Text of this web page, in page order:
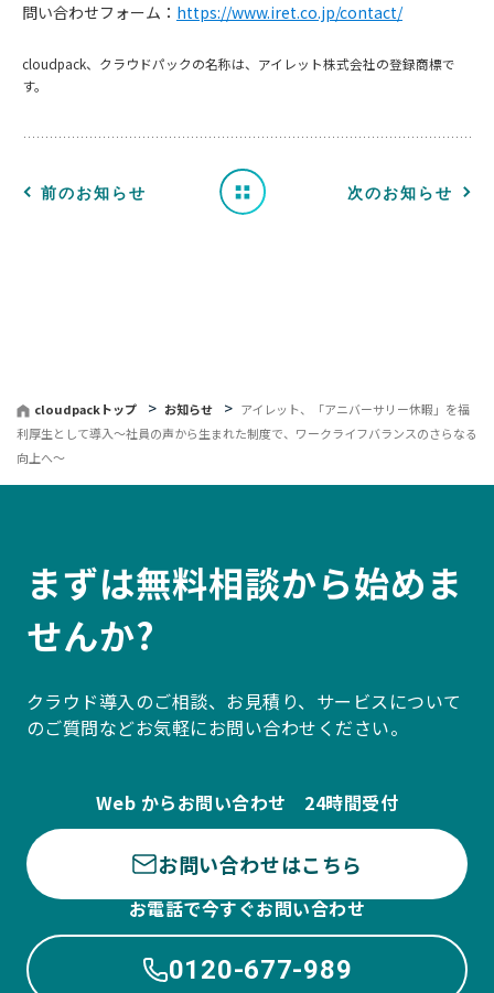
問い合わせフォーム： https://www.iret.co.jp/contact/
cloudpack、クラウドパックの名称は、アイレット株式会社の登録商標で
す。
前のお知らせ
せ
一 次のお知らせ
cloudpackトップ お知らせ
アイレット、「アニバーサリー休暇」を福
利厚生として導入〜社員の声から生まれた制度で、ワークライフバランスのさらなる
向上へ〜
まずは無料相談から始めま
せんか?
クラウド導入のご相談、お見積り、サービスについて
のご質問などお気軽にお問い合わせください。
Web からお問い合わせ 24時間受付
お問い合わせはこちら
お電話で今すぐお問い合わせ
0120-677-989